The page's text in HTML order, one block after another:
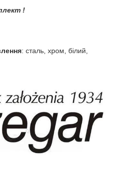
!
: сталь, хром, білий,